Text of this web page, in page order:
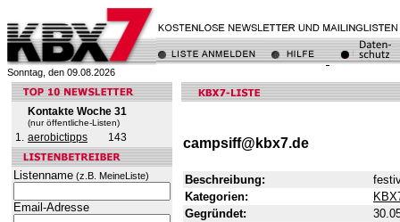
Sonntag, den 09.08.2026
Kontakte Woche 31
(nur öffentliche-Listen)
1. aerobictipps 143
Listenname (z.B. MeineListe)
Email-Adresse
campsiff@kbx7.de
Beschreibung:
Kategorien:
Gegründet: